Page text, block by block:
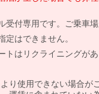
付専用です。ご乗車
はできません。
はリクライニングが
り使用できない場合